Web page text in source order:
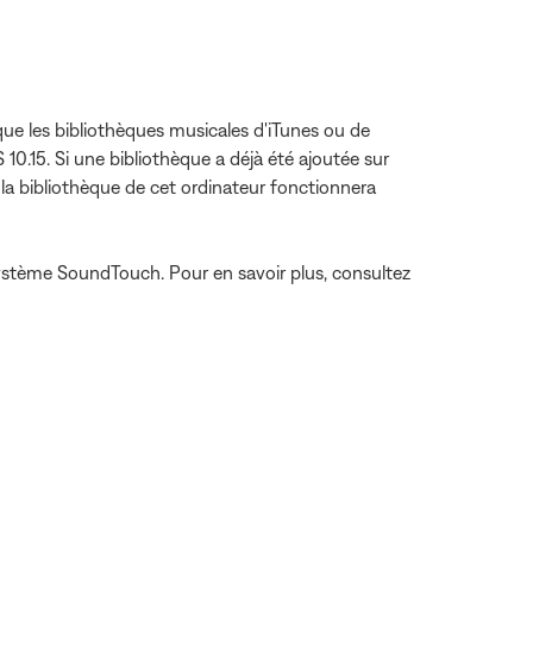
les bibliothèques musicales d'iTunes ou de
Si une bibliothèque a déjà été ajoutée sur
bibliothèque de cet ordinateur fonctionnera
SoundTouch. Pour en savoir plus, consultez